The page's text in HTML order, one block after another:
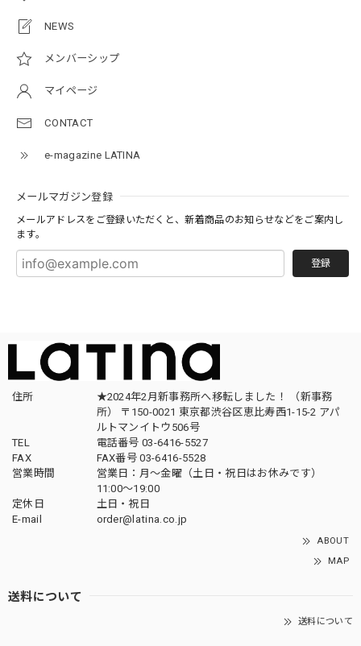
NEWS
メンバーシップ
マイページ
CONTACT
e-magazine LATINA
メールマガジン登録
メールアドレスをご登録いただくと、新着商品のお知らせなどをご案内し
ます。
登録
住所
★2024年2月新事務所へ移転しました！ （新事務
所） 〒150-0021 東京都渋谷区恵比寿西1-15-2 アパ
ルトマンイトウ506号
TEL
電話番号 03-6416-5527
FAX
FAX番号 03-6416-5528
営業時間
営業日：月〜金曜（土日・祝日はお休みです）
11:00〜19:00
定休日
土日・祝日
E-mail
order@latina.co.jp
ABOUT
MAP
送料について
送料について